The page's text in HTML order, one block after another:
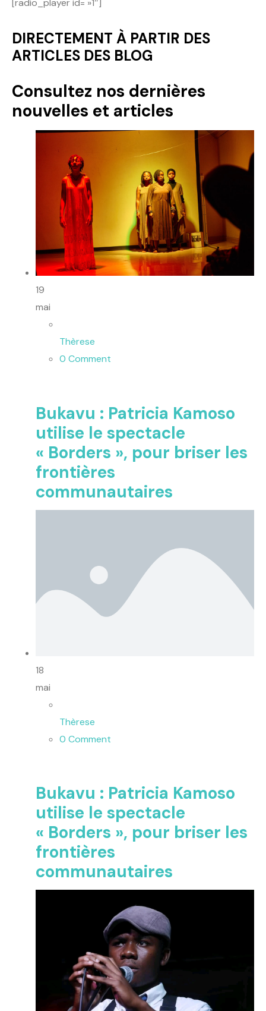
Politique
Technologies
[radio_player id= »1″]
DIRECTEMENT À PARTIR DES
ARTICLES DES BLOG
Consultez nos dernières
nouvelles et articles
19
mai
Thèrese
0 Comment
Bukavu : Patricia Kamoso
utilise le spectacle
« Borders », pour briser les
frontières
communautaires
18
mai
Thèrese
0 Comment
Bukavu : Patricia Kamoso
utilise le spectacle
« Borders », pour briser les
frontières
communautaires